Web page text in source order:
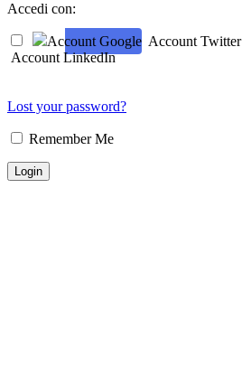
Accedi con:
Account Google Account Twitter
Account LinkedIn
Lost your password?
Remember Me